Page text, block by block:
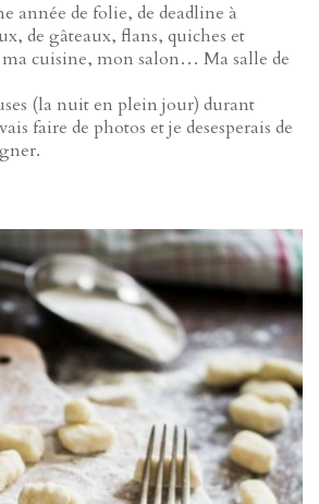
année de folie, de deadline à
de gâteaux, flans, quiches et
cuisine, mon salon… Ma salle de
(la nuit en plein jour) durant
faire de photos et je desesperais de